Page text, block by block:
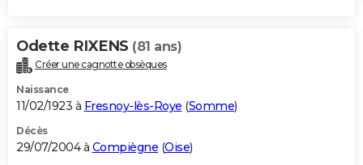
Odette RIXENS (81 ans)
Créer une cagnotte obsèques
Naissance
11/02/1923 à Fresnoy-lès-Roye (Somme)
Décès
29/07/2004 à Compiègne (Oise)